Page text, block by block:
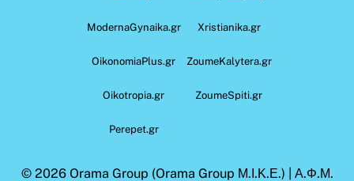
ModernaGynaika.gr Xristianika.gr
OikonomiaPlus.gr ZoumeKalytera.gr
Oikotropia.gr ZoumeSpiti.gr
Perepet.gr
© 2026 Orama Group (Orama Group Μ.Ι.Κ.Ε.) | Α.Φ.Μ.